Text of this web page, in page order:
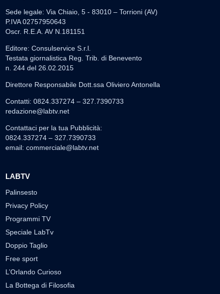
Sede legale: Via Chiaio, 5 - 83010 – Torrioni (AV)
P.IVA 02757950643
Oscr. R.E.A. AV N.181151
Editore: Consulservice S.r.l.
Testata giornalistica Reg. Trib. di Benevento
n. 244 del 26.02.2015
Direttore Responsabile Dott.ssa Oliviero Antonella
Contatti: 0824.337274 – 327.7390733
redazione@labtv.net
Contattaci per la tua Pubblicità:
0824.337274 – 327.7390733
email: commerciale@labtv.net
LABTV
Palinsesto
Privacy Policy
Programmi TV
Speciale LabTv
Doppio Taglio
Free sport
L’Orlando Curioso
La Bottega di Filosofia